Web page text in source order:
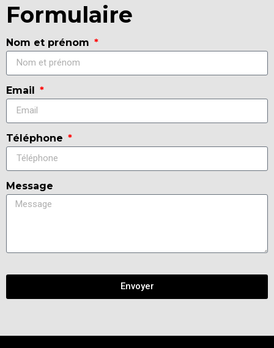
Formulaire
Nom et prénom
Email
Téléphone
Message
Envoyer